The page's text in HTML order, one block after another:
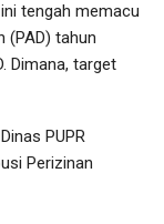
tengah memacu
(PAD) tahun
Dimana, target
PUPR
Perizinan